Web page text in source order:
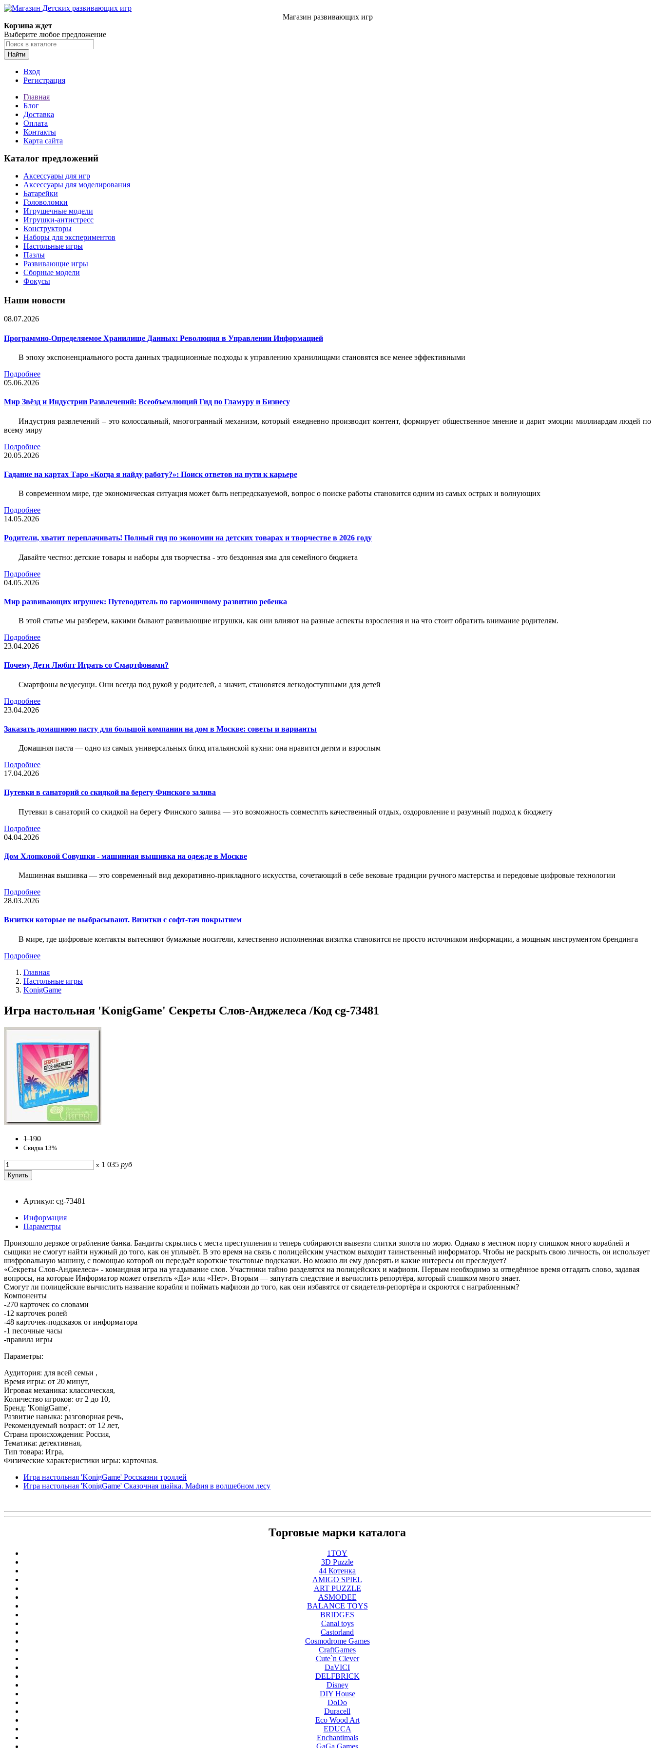
Магазин развивающих игр
Корзина ждет
Выберите любое предложение
Найти
Вход
Регистрация
Главная
Блог
Доставка
Оплата
Контакты
Карта сайта
Каталог предложений
Аксессуары для игр
Аксессуары для моделирования
Батарейки
Головоломки
Игрушечные модели
Игрушки-антистресс
Конструкторы
Наборы для экспериментов
Настольные игры
Пазлы
Развивающие игры
Сборные модели
Фокусы
Наши новости
08.07.2026
Программно-Определяемое Хранилище Данных: Революция в Управлении Информацией
В эпоху экспоненциального роста данных традиционные подходы к управлению хранилищами становятся все менее эффективными
Подробнее
05.06.2026
Мир Звёзд и Индустрии Развлечений: Всеобъемлющий Гид по Гламуру и Бизнесу
Индустрия развлечений – это колоссальный, многогранный механизм, который ежедневно производит контент, формирует общественное мнение и дарит эмоции миллиардам людей по
всему миру
Подробнее
20.05.2026
Гадание на картах Таро «Когда я найду работу?»: Поиск ответов на пути к карьере
В современном мире, где экономическая ситуация может быть непредсказуемой, вопрос о поиске работы становится одним из самых острых и волнующих
Подробнее
14.05.2026
Родители, хватит переплачивать! Полный гид по экономии на детских товарах и творчестве в 2026 году
Давайте честно: детские товары и наборы для творчества - это бездонная яма для семейного бюджета
Подробнее
04.05.2026
Мир развивающих игрушек: Путеводитель по гармоничному развитию ребенка
В этой статье мы разберем, какими бывают развивающие игрушки, как они влияют на разные аспекты взросления и на что стоит обратить внимание родителям.
Подробнее
23.04.2026
Почему Дети Любят Играть со Смартфонами?
Смартфоны вездесущи. Они всегда под рукой у родителей, а значит, становятся легкодоступными для детей
Подробнее
23.04.2026
Заказать домашнюю пасту для большой компании на дом в Москве: советы и варианты
Домашняя паста — одно из самых универсальных блюд итальянской кухни: она нравится детям и взрослым
Подробнее
17.04.2026
Путевки в санаторий со скидкой на берегу Финского залива
Путевки в санаторий со скидкой на берегу Финского залива — это возможность совместить качественный отдых, оздоровление и разумный подход к бюджету
Подробнее
04.04.2026
Дом Хлопковой Совушки - машинная вышивка на одежде в Москве
Машинная вышивка — это современный вид декоративно-прикладного искусства, сочетающий в себе вековые традиции ручного мастерства и передовые цифровые технологии
Подробнее
28.03.2026
Визитки которые не выбрасывают. Визитки с софт-тач покрытием
В мире, где цифровые контакты вытесняют бумажные носители, качественно исполненная визитка становится не просто источником информации, а мощным инструментом брендинга
Подробнее
Главная
Настольные игры
KonigGame
Игра настольная 'KonigGame' Секреты Слов-Анджелеса /Код cg-73481
1 190
Скидка 13%
x 1 035 руб
Артикул: cg-73481
Информация
Параметры
Произошло дерзкое ограбление банка. Бандиты скрылись с места преступления и теперь собираются вывезти слитки золота по морю. Однако в местном порту слишком много кораблей и
сыщики не смогут найти нужный до того, как он уплывёт. В это время на связь с полицейским участком выходит таинственный информатор. Чтобы не раскрыть свою личность, он использует
шифровальную машину, с помощью которой он передаёт короткие текстовые подсказки. Но можно ли ему доверять и какие интересы он преследует?
«Секреты Слов-Анджелеса» - командная игра на угадывание слов. Участники тайно разделятся на полицейских и мафиози. Первым необходимо за отведённое время отгадать слово, задавая
вопросы, на которые Информатор может ответить «Да» или «Нет». Вторым — запутать следствие и вычислить репортёра, который слишком много знает.
Смогут ли полицейские вычислить название корабля и поймать мафиози до того, как они избавятся от свидетеля-репортёра и скроются с награбленным?
Компоненты
-270 карточек со словами
-12 карточек ролей
-48 карточек-подсказок от информатора
-1 песочные часы
-правила игры
Параметры:
Аудитория: для всей семьи ,
Время игры: от 20 минут,
Игровая механика: классическая,
Количество игроков: от 2 до 10,
Бренд: 'KonigGame',
Развитие навыка: разговорная речь,
Рекомендуемый возраст: от 12 лет,
Страна происхождения: Россия,
Тематика: детективная,
Тип товара: Игра,
Физические характеристики игры: карточная.
Игра настольная 'KonigGame' Россказни троллей
Игра настольная 'KonigGame' Сказочная шайка. Мафия в волшебном лесу
Торговые марки каталога
1TOY
3D Puzzle
44 Котенка
AMIGO SPIEL
ART PUZZLE
ASMODEE
BALANCE TOYS
BRIDGES
Canal toys
Castorland
Cosmodrome Games
CraftGames
Cute`n Clever
DaVICI
DELFBRICK
Disney
DIY House
DoDo
Duracell
Eco Wood Art
EDUCA
Enchantimals